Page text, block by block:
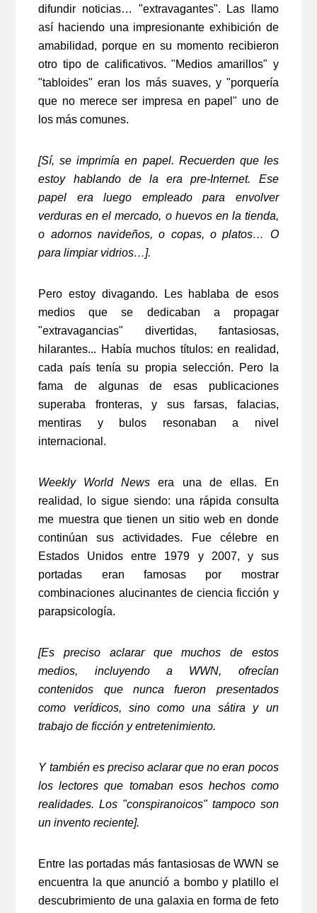
difundir noticias… "extravagantes". Las llamo
así haciendo una impresionante exhibición de
amabilidad, porque en su momento recibieron
otro tipo de calificativos. "Medios amarillos" y
"tabloides" eran los más suaves, y "porquería
que no merece ser impresa en papel" uno de
los más comunes.
[Sí, se imprimía en papel. Recuerden que les
estoy hablando de la era pre-Internet. Ese
papel era luego empleado para envolver
verduras en el mercado, o huevos en la tienda,
o adornos navideños, o copas, o platos… O
para limpiar vidrios…].
Pero estoy divagando. Les hablaba de esos
medios que se dedicaban a propagar
"extravagancias" divertidas, fantasiosas,
hilarantes... Había muchos títulos: en realidad,
cada país tenía su propia selección. Pero la
fama de algunas de esas publicaciones
superaba fronteras, y sus farsas, falacias,
mentiras y bulos resonaban a nivel
internacional.
Weekly World News era una de ellas. En
realidad, lo sigue siendo: una rápida consulta
me muestra que tienen un sitio web en donde
continúan sus actividades. Fue célebre en
Estados Unidos entre 1979 y 2007, y sus
portadas eran famosas por mostrar
combinaciones alucinantes de ciencia ficción y
parapsicología.
[Es preciso aclarar que muchos de estos
medios, incluyendo a WWN, ofrecían
contenidos que nunca fueron presentados
como verídicos, sino como una sátira y un
trabajo de ficción y entretenimiento.
Y también es preciso aclarar que no eran pocos
los lectores que tomaban esos hechos como
realidades. Los "conspiranoicos" tampoco son
un invento reciente].
Entre las portadas más fantasiosas de WWN se
encuentra la que anunció a bombo y platillo el
descubrimiento de una galaxia en forma de feto